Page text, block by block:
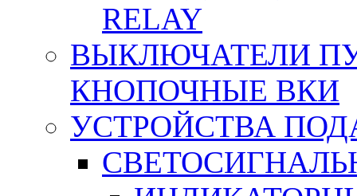
RELAY
ВЫКЛЮЧАТЕЛИ
КНОПОЧНЫЕ ВКИ
УСТРОЙСТВА